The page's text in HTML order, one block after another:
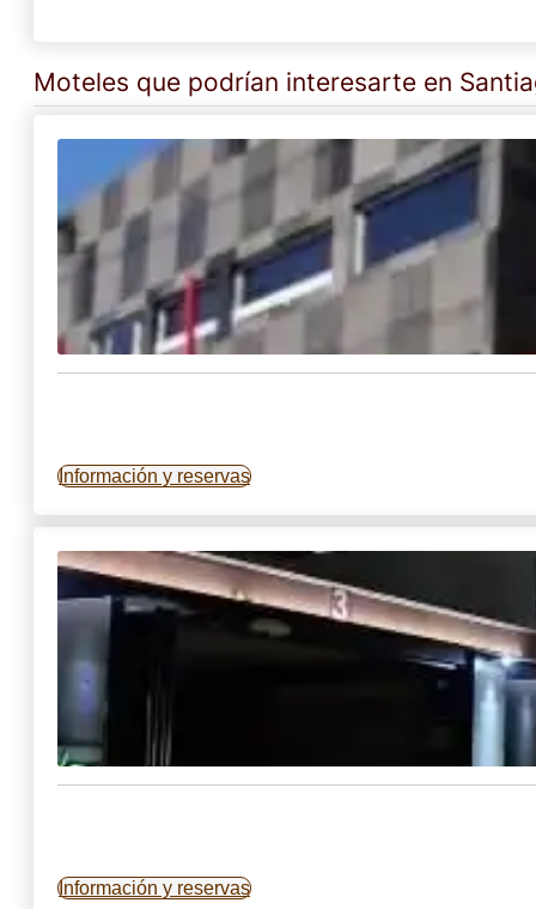
Moteles que podrían interesarte en
Información y reservas
Información y reservas